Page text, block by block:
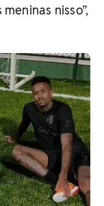
nisso”,